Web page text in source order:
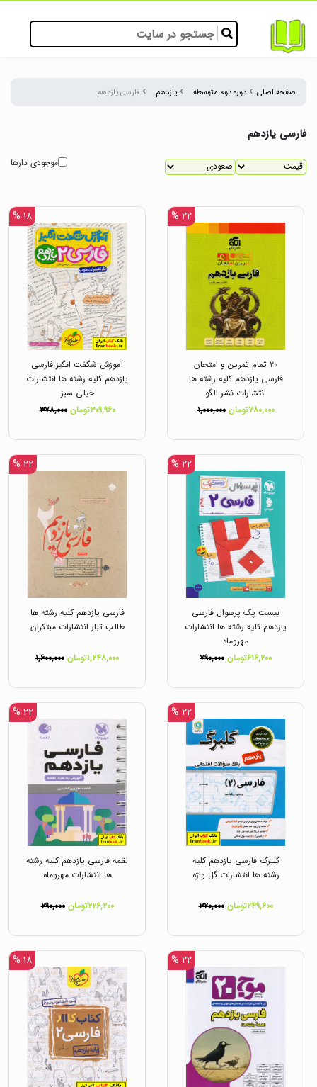
صفحه اصلی دوره دوم متوسطه یازدهم فارسی یازدهم
فارسی یازدهم
موجودی دارها
۲۲ %
۲۰ تمام تمرین و امتحان
فارسی یازدهم کلیه رشته ها
انتشارات نشر الگو
۷۸۰,۰۰۰تومان
۱,۰۰۰,۰۰۰
۱۸ %
آموزش شگفت انگیز فارسی
یازدهم کلیه رشته ها انتشارات
خیلی سبز
۳۰۹,۹۶۰تومان
۳۷۸,۰۰۰
۲۲ %
بیست پک پرسوال فارسی
یازدهم کلیه رشته ها انتشارات
مهروماه
۶۱۶,۲۰۰تومان
۷۹۰,۰۰۰
۲۲ %
فارسی یازدهم کلیه رشته ها
طالب تبار انتشارات مبتکران
۱,۲۴۸,۰۰۰تومان ۱,۶۰۰,۰۰۰
۲۲ %
گلبرگ فارسی یازدهم کلیه
رشته ها انتشارات گل واژه
۲۴۹,۶۰۰تومان ۳۲۰,۰۰۰
۲۲ %
لقمه فارسی یازدهم کلیه رشته
ها انتشارات مهروماه
۲۲۶,۲۰۰تومان ۲۹۰,۰۰۰
۲۲ % ۱۸ %